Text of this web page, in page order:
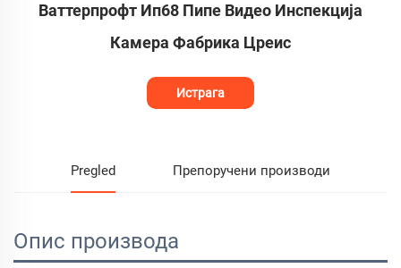
Ваттерпрофт Ип68 Пипе Видео Инспекција
Камера Фабрика Цреис
Истрага
Pregled Препоручени производи
Опис производа